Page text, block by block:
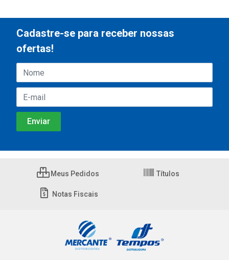
Cadastre-se para receber nossas
ofertas!
Meus Pedidos Títulos
Notas Fiscais